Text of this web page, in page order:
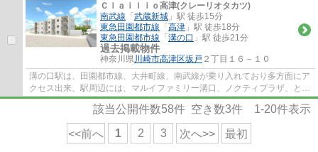
Ｃｌａｉｌｉｏ高津(クレーリオタカツ)
南武線 「 武蔵新城 」駅 徒歩15分
東急田園都市線 「 高津 」駅 徒歩18分
東急田園都市線 「 溝の口 」駅 徒歩21分
過去掲載物件
神奈川県川崎市高津区坂戸 ２丁目１６－１０
溝の口駅は、田園都市線、大井町線、南武線が乗り入れており多方面にア
クセス出来、駅周辺には、マルイファミリー溝口、ノクティプラザ、とい
ったデパートやレストラン街、イトーヨー...
該当公開件数58件 空き数3件 1-20件表示
<<前へ 1 2 3 次へ>> 最初